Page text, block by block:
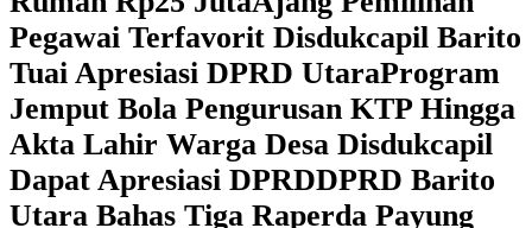
Pegawai Terfavorit Disdukcapil Barito
Tuai Apresiasi DPRD UtaraProgram
Jemput Bola Pengurusan KTP Hingga
Akta Lahir Warga Desa Disdukcapil
Dapat Apresiasi DPRDDPRD Barito
Utara Bahas Tiga Raperda Payung